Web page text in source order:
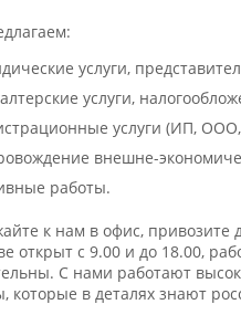
услуги,
услуги,
услуги (ИП,
внешне-
работы.
к нам в офис, привозите
открыт с 9.00 и до 18.00,
С нами работают
которые в деталях знают